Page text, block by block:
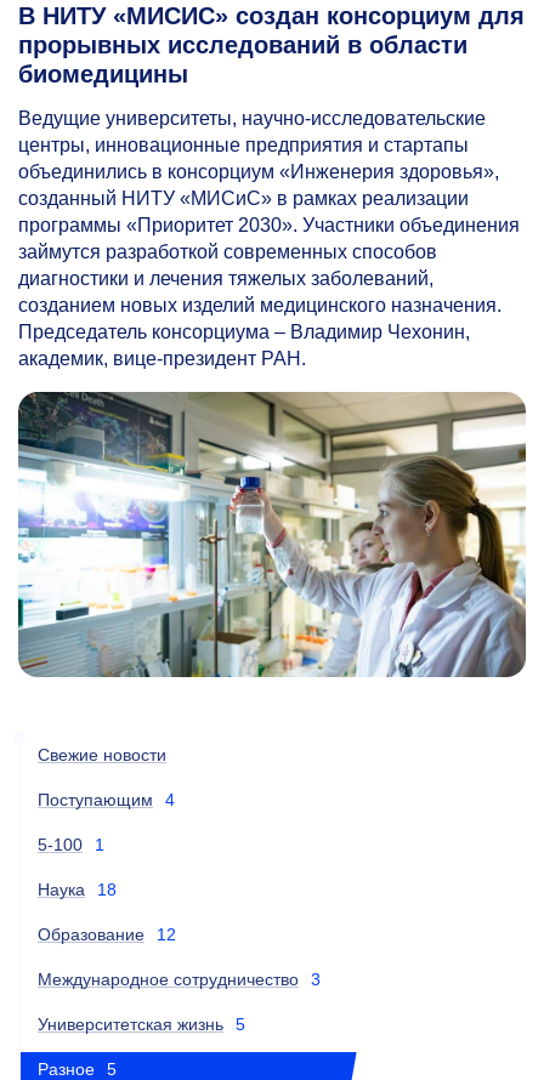
В НИТУ «МИСИС» создан консорциум для
прорывных исследований в области
биомедицины
Ведущие университеты, научно-исследовательские
центры, инновационные предприятия и стартапы
объединились в консорциум «Инженерия здоровья»,
созданный НИТУ «МИСиС» в рамках реализации
программы «Приоритет 2030». Участники объединения
займутся разработкой современных способов
диагностики и лечения тяжелых заболеваний,
созданием новых изделий медицинского назначения.
Председатель консорциума – Владимир Чехонин,
академик, вице-президент РАН.
Свежие новости
Поступающим 4
5-100 1
Наука 18
Образование 12
Международное сотрудничество 3
Университетская жизнь 5
Разное 5